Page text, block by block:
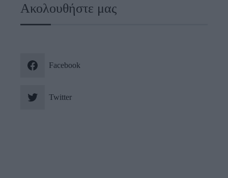
Ακολουθήστε μας
Facebook
Twitter